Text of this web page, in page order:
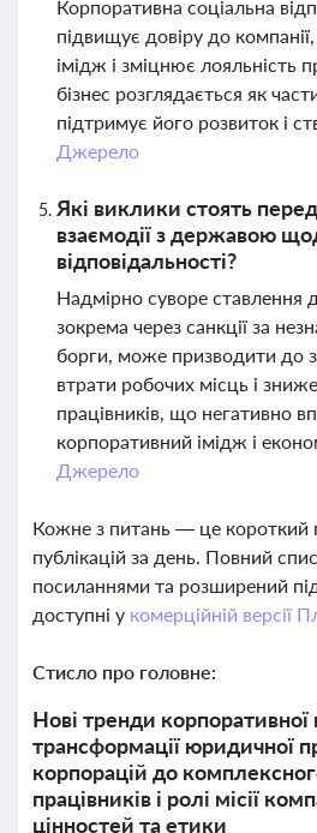
Корпоративна соціальна
підвищує довіру до
імідж і зміцнює лояльність
бізнес розглядається як
підтримує його розвиток і
Джерело
Які виклики стоять
взаємодії з державою
відповідальності?
Надмірно суворе ставлення
зокрема через санкції за
борги, може призводити до
втрати робочих місць і
працівників, що негативно
корпоративний імідж і
Джерело
Кожне з питань — це короткий
публікацій за день. Повний
посиланнями та розширений
доступні у комерційній версії
Стисло про головне:
Нові тренди корпоративної
трансформації юридичної
корпорацій до
працівників і ролі місії
цінностей та етики